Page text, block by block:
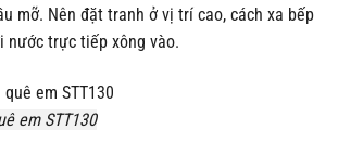
mỡ. Nên đặt tranh ở vị trí cao, cách xa bếp
nước trực tiếp xông vào.
em STT130